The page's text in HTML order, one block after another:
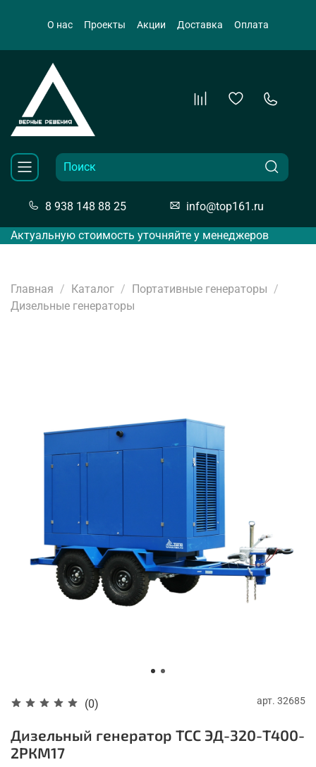
О нас Проекты Акции Доставка Оплата
8 938 148 88 25 info@top161.ru
Актуальную стоимость уточняйте у менеджеров
Главная Каталог
Портативные генераторы
Дизельные генераторы
(0) арт. 32685
Дизельный генератор ТСС ЭД-320-Т400-
2РКМ17